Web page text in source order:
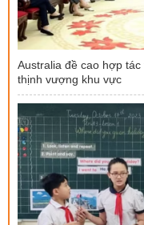
Australia đề cao hợp
thịnh vượng khu vực